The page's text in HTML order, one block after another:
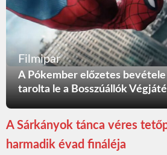
Filmipar
A Pókember előzetes bevétele
tarolta le a Bosszúállók
A Sárkányok tánca véres
harmadik évad fináléja